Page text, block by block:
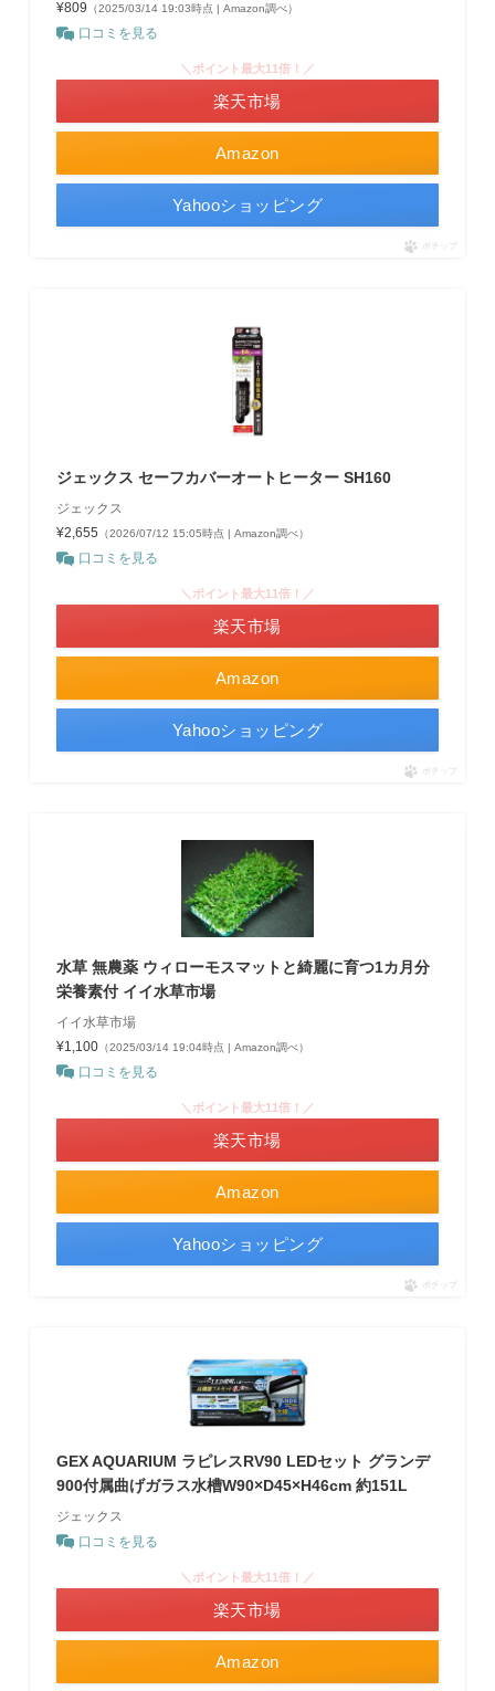
¥809 （2025/03/14 19:03時点 | Amazon調べ）
口コミを見る
Amazon
＼ポイント最大11倍！／
楽天市場
Yahooショッピング
ポチップ
ジェックス セーフカバーオートヒーター SH160
ジェックス
¥2,655 （2026/07/12 15:05時点 | Amazon調べ）
口コミを見る
Amazon
＼ポイント最大11倍！／
楽天市場
Yahooショッピング
ポチップ
水草 無農薬 ウィローモスマットと綺麗に育つ1カ月分
栄養素付 イイ水草市場
イイ水草市場
¥1,100（2025/03/14 19:04時点 | Amazon調べ）
口コミを見る
Amazon
＼ポイント最大11倍！／
楽天市場
Yahooショッピング
ポチップ
GEX AQUARIUM ラピレスRV90 LEDセット グランデ
900付属曲げガラス水槽W90×D45×H46cm 約151L
ジェックス
口コミを見る
Amazon
＼ポイント最大11倍！／
楽天市場